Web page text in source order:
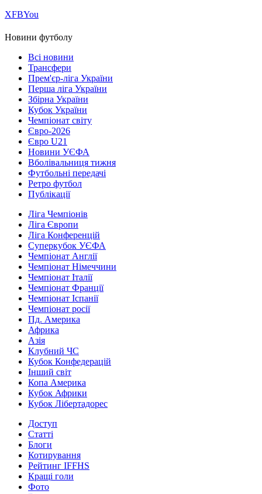
ХFBYou
Новини футболу
Всі новини
Трансфери
Прем'єр-ліга України
Перша ліга України
Збірна України
Кубок України
Чемпіонат світу
Євро-2026
Євро U21
Новини УЄФА
Вболівальниця тижня
Футбольні передачі
Ретро футбол
Публікації
Ліга Чемпіонів
Ліга Європи
Ліга Конференцій
Суперкубок УЄФА
Чемпіонат Англії
Чемпіонат Німеччини
Чемпіонат Італії
Чемпіонат Франції
Чемпіонат Іспанії
Чемпіонат росії
Пд. Америка
Африка
Азія
Клубний ЧС
Кубок Конфедерацій
Інший світ
Копа Америка
Кубок Африки
Кубок Лібертадорес
Доступ
Статті
Блоги
Котирування
Рейтинг IFFHS
Кращі голи
Фото